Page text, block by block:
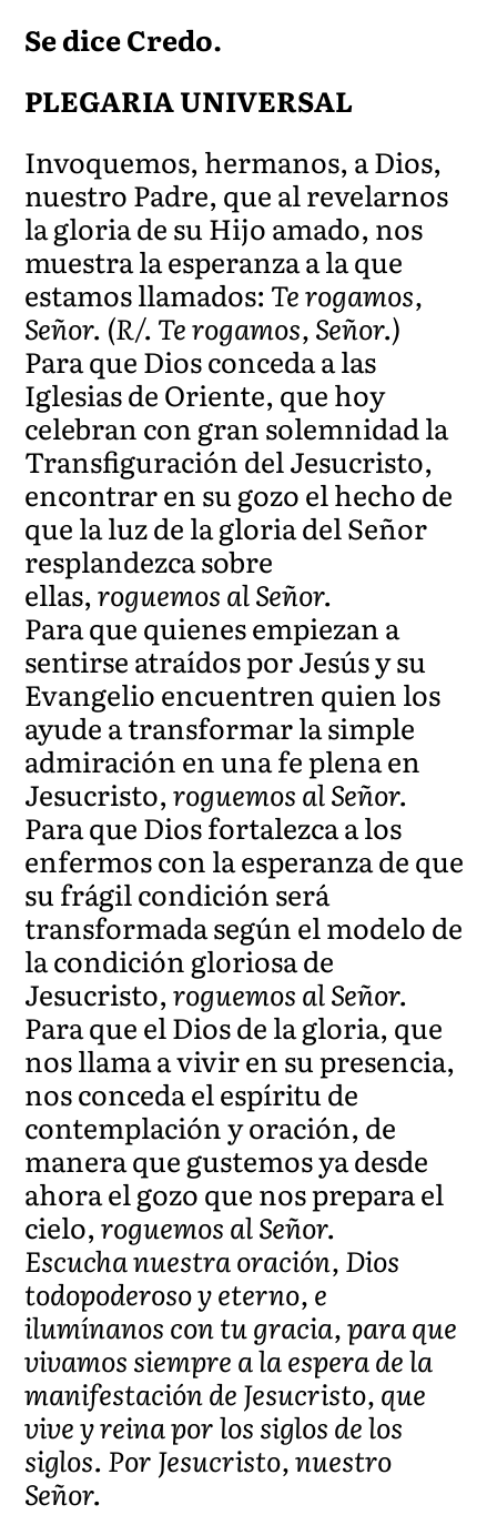
Se dice Credo.
PLEGARIA UNIVERSAL
Invoquemos, hermanos, a Dios,
nuestro Padre, que al revelarnos
la gloria de su Hijo amado, nos
muestra la esperanza a la que
estamos llamados: Te rogamos,
Señor. (R/. Te rogamos, Señor.)
Para que Dios conceda a las
Iglesias de Oriente, que hoy
celebran con gran solemnidad la
Transfiguración del Jesucristo,
encontrar en su gozo el hecho de
que la luz de la gloria del Señor
resplandezca sobre
ellas,roguemos al Señor.
Para que quienes empiezan a
sentirse atraídos por Jesús y su
Evangelio encuentren quien los
ayude a transformar la simple
admiración en una fe plena en
Jesucristo,roguemos al Señor.
Para que Dios fortalezca a los
enfermos con la esperanza de que
su frágil condición será
transformada según el modelo de
la condición gloriosa de
Jesucristo,roguemos al Señor.
Para que el Dios de la gloria, que
nos llama a vivir en su presencia,
nos conceda el espíritu de
contemplación y oración, de
manera que gustemos ya desde
ahora el gozo que nos prepara el
cielo,roguemos al Señor.
Escucha nuestra oración, Dios
todopoderoso y eterno, e
ilumínanos con tu gracia, para que
vivamos siempre a la espera de la
manifestación de Jesucristo, que
vive y reina por los siglos de los
siglos. Por Jesucristo, nuestro
Señor.